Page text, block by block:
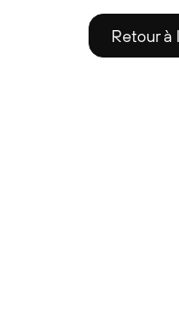
Retour à